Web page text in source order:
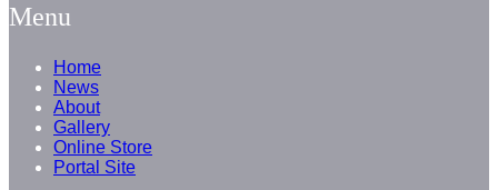
Menu
Home
News
About
Gallery
Online Store
Portal Site